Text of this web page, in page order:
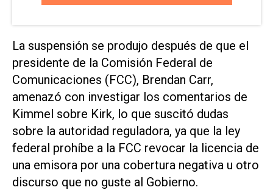
La suspensión se produjo después de que el
presidente de la Comisión Federal de
Comunicaciones (FCC), Brendan Carr,
amenazó con investigar los comentarios de
Kimmel sobre Kirk, lo que suscitó dudas
sobre la autoridad reguladora, ya que la ley
federal prohíbe a la FCC revocar la licencia de
una emisora por una cobertura negativa u otro
discurso que no guste al Gobierno.